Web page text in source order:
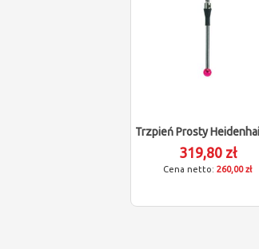
319,80 zł
260,00 zł